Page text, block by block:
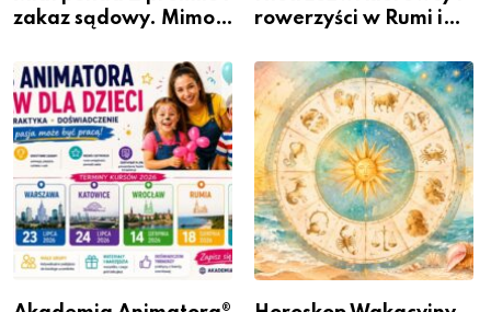
zakaz sądowy. Mimo
kierownicę w
Bolszewie i uderzył w
ogrodzenie
rowerzyści w Rumi i